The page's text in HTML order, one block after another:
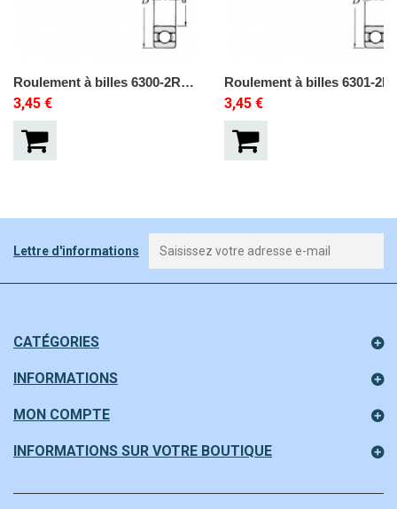
Roulement à billes 6300-2RS 10x35x11 (étanche)
3,45 € 3,45 €
Lettre d'informations
CATÉGORIES
INFORMATIONS
MON COMPTE
INFORMATIONS SUR VOTRE BOUTIQUE